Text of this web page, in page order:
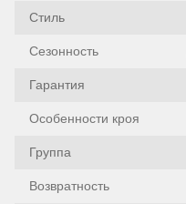
Стиль
Сезонность
Гарантия
Особенности кроя
Группа
Возвратность